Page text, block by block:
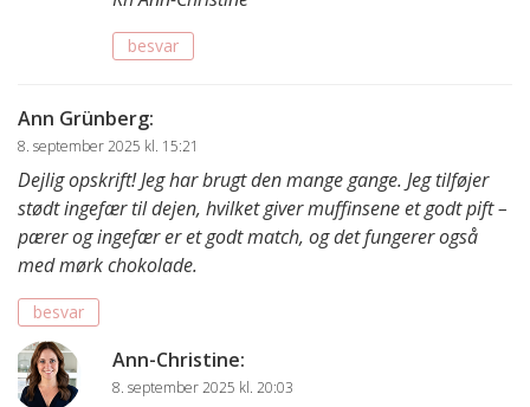
besvar
Ann Grünberg:
8. september 2025 kl. 15:21
Dejlig opskrift! Jeg har brugt den mange gange. Jeg tilføjer
stødt ingefær til dejen, hvilket giver muffinsene et godt pift –
pærer og ingefær er et godt match, og det fungerer også
med mørk chokolade.
besvar
Ann-Christine:
8. september 2025 kl. 20:03